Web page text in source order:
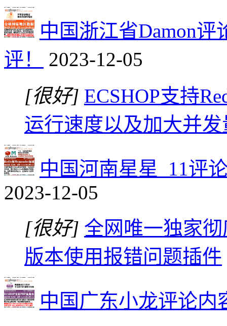
中国浙江省Damon
评！
2023-12-05
[很好] ECSHOP支持
运行速度以及加大并发
中国河南星星_11评
2023-12-05
[很好] 全网唯一独家彻
版本使用报错问题插件
中国广东小龙评论内